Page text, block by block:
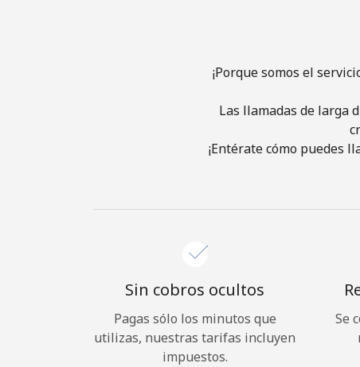
¡Porque somos el
Las llamadas de larga
¡Entérate cómo puedes
Sin cobros ocultos
Pagas sólo los minutos que
utilizas, nuestras tarifas incluyen
impuestos.
Se